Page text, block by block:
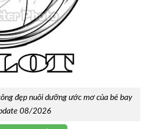
đẹp nuôi dưỡng ước mơ của bé bay
08/2026